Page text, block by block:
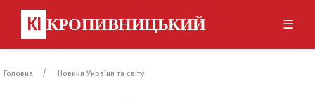
КІ КРОПИВНИЦЬКИЙ ☰
Головна Новини України та світу